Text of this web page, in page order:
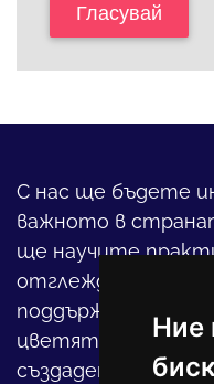
Ние
Гласувай
С нас ще бъдете
важното в
ще научите
отглеждането на
поддържането на
цветята,
създадете своя